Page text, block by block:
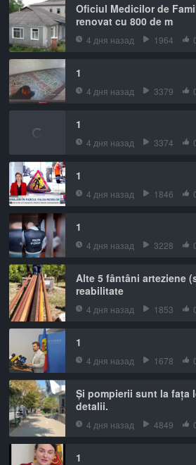
Oficiul Medicilor de
renovat cu 800 de m
4 дня назад 1964
1
4 дня назад 3379
1
4 дня назад 3374
1
4 дня назад 1846
1
4 дня назад 3228
Alte 5 fântâni arteziene
reabilitate
4 дня назад 1853
1
4 дня назад 1678
Și pompierii sunt la fața
detalii.
4 дня назад 4849
1